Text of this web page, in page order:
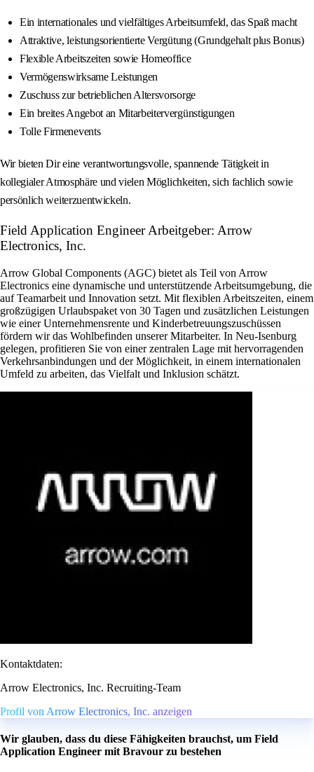
Ein internationales und vielfältiges Arbeitsumfeld, das Spaß macht
Attraktive, leistungsorientierte Vergütung (Grundgehalt plus Bonus)
Flexible Arbeitszeiten sowie Homeoffice
Vermögenswirksame Leistungen
Zuschuss zur betrieblichen Altersvorsorge
Ein breites Angebot an Mitarbeitervergünstigungen
Tolle Firmenevents
Wir bieten Dir eine verantwortungsvolle, spannende Tätigkeit in
kollegialer Atmosphäre und vielen Möglichkeiten, sich fachlich sowie
persönlich weiterzuentwickeln.
Field Application Engineer Arbeitgeber: Arrow
Electronics, Inc.
Arrow Global Components (AGC) bietet als Teil von Arrow
Electronics eine dynamische und unterstützende Arbeitsumgebung, die
auf Teamarbeit und Innovation setzt. Mit flexiblen Arbeitszeiten, einem
großzügigen Urlaubspaket von 30 Tagen und zusätzlichen Leistungen
wie einer Unternehmensrente und Kinderbetreuungszuschüssen
fördern wir das Wohlbefinden unserer Mitarbeiter. In Neu-Isenburg
gelegen, profitieren Sie von einer zentralen Lage mit hervorragenden
Verkehrsanbindungen und der Möglichkeit, in einem internationalen
Umfeld zu arbeiten, das Vielfalt und Inklusion schätzt.
Kontaktdaten:
Arrow Electronics, Inc. Recruiting-Team
Profil von Arrow Electronics, Inc. anzeigen
Wir glauben, dass du diese Fähigkeiten brauchst, um Field
Application Engineer mit Bravour zu bestehen